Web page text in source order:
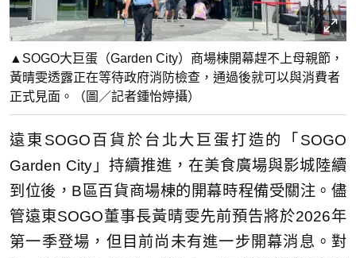
▲SOGO大巨蛋（Garden City）商場棟開幕趕不上母親節，
黃晴雯透露正在等待政府消防檢查，通過後就可以與消費者
正式見面。（圖／記者鍾怡婷攝）
遠東SOGO百貨於台北大巨蛋打造的「SOGO
Garden City」持續推進，在美食廣場與影城陸續
到位後，B區百貨商場棟的開幕時程備受關注。儘
管遠東SOGO董事長黃晴雯先前預告將於2026年
第一季登場，但目前尚未有進一步開幕消息。對